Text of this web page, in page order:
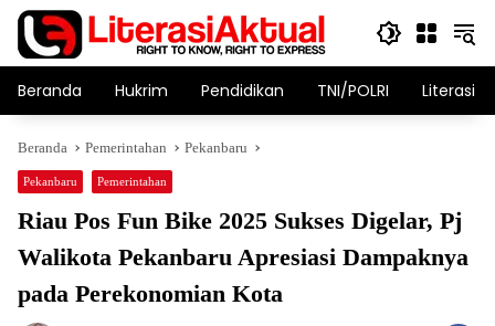
Langsung
konten
Beranda Hukrim Pendidikan TNI/POLRI Literasi
Beranda Pemerintahan Pekanbaru
Pekanbaru Pemerintahan
Riau Pos Fun Bike 2025 Sukses Digelar, Pj
Walikota Pekanbaru Apresiasi Dampaknya
pada Perekonomian Kota